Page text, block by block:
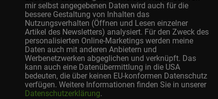
mir selbst angegebenen Daten wird auch für die
bessere Gestaltung von Inhalten das
Nutzungsverhalten (Öffnen und Lesen einzelner
Artikel des Newsletters) analysiert. Für den Zweck des
personalisierten Online-Marketings werden meine
Daten auch mit anderen Anbietern und
Werbenetzwerken abgeglichen und verknüpft. Das
kann auch eine Datenübermittlung in die USA
bedeuten, die über keinen EU-konformen Datenschutz
verfügen. Weitere Informationen finden Sie in unserer
Datenschutzerklärung.